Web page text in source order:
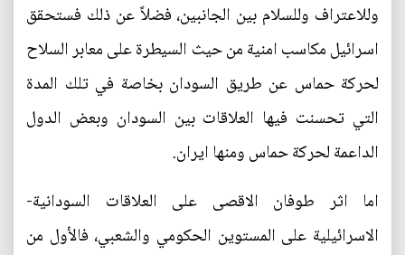
وللاعتراف وللسلام بين الجانبين، فضلاً عن ذلك فستحقق
اسرائيل مكاسب امنية من حيث السيطرة على معابر السلاح
لحركة حماس عن طريق السودان بخاصة في تلك المدة
التي تحسنت فيها العلاقات بين السودان وبعض الدول
الداعمة لحركة حماس ومنها ايران.
اما اثر طوفان الاقصى على العلاقات السودانية-
الاسرائيلية على المستوين الحكومي والشعبي، فالأول من